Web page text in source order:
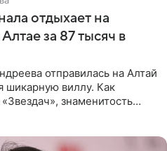
отдыхает на
за 87 тысяч в
отправилась на Алтай
шикарную виллу. Как
знаменитость